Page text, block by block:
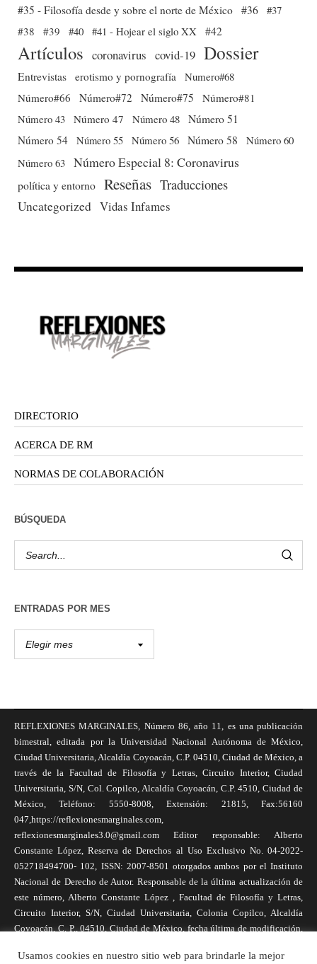
#35 - Filosofía desde y sobre el norte de México #36 #37
#38
#39 #40 #41 - Hojear el siglo XX #42
Artículos coronavirus covid-19 Dossier
Entrevistas erotismo y pornografía
Numero#68
Número#66
Número#72 Número#75
Número#81
Número 43 Número 47 Número 48 Número 51
Número 54 Número 55 Número 56 Número 58
Número 60
Número 63 Número Especial 8: Coronavirus
política y entorno Reseñas Traducciones
Uncategorized Vidas Infames
DIRECTORIO
ACERCA DE RM
NORMAS DE COLABORACIÓN
BÚSQUEDA
ENTRADAS POR MES
REFLEXIONES MARGINALES, Número 86, año 11, es una publicación
bimestral, editada por la Universidad Nacional Autónoma de México,
Ciudad Universitaria, Alcaldía Coyoacán, C.P. 04510, Ciudad de México, a
través de la Facultad de Filosofía y Letras, Circuito Interior, Ciudad
Universitaria, S/N, Col. Copilco, Alcaldía Coyoacán, C.P. 4510, Ciudad de
México, Teléfono: 5550-8008, Extensión: 21815, Fax:56160
047,https://reflexionesmarginales.com,
reflexionesmarginales3.0@gmail.com Editor responsable: Alberto
Constante López, Reserva de Derechos al Uso Exclusivo No. 04-2022-
052718494700- 102, ISSN: 2007-8501 otorgados ambos por el Instituto
Nacional de Derecho de Autor. Responsable de la última actualización de
este número, Alberto Constante López , Facultad de Filosofía y Letras,
Circuito Interior, S/N, Ciudad Universitaria, Colonia Copilco, Alcaldía
Coyoacán, C. P., 04510, Ciudad de México, fecha última de modificación,
necesariamente reflejan la postura de la revista, ni de Universidad Nacional
Usamos cookies en nuestro sitio web para brindarle la mejor